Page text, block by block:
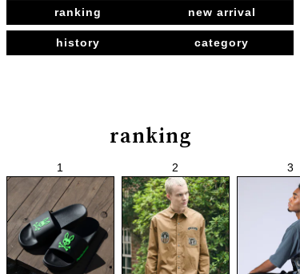
ranking new arrival
history category
ranking